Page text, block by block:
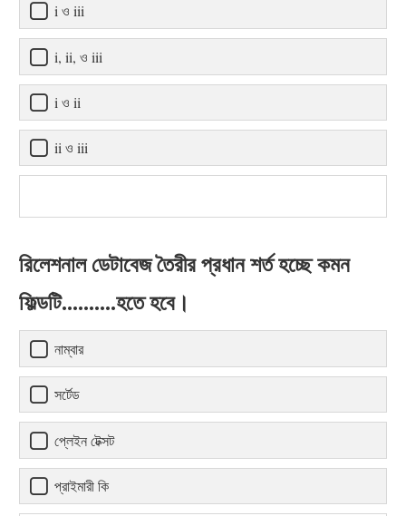
i ও iii
i, ii, ও iii
i ও ii
ii ও iii
রিলেশনাল ডেটাবেজ তৈরীর প্রধান শর্ত হচ্ছে কমন
ফিল্ডটি..........হতে হবে।
নাম্বার
সর্টেড
প্লেইন টেক্সট
প্রাইমারী কি